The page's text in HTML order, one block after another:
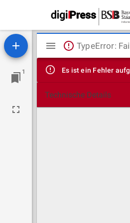
1
Mirador
Viewer
TypeError:
Es ist ein Fehler
Technische Details